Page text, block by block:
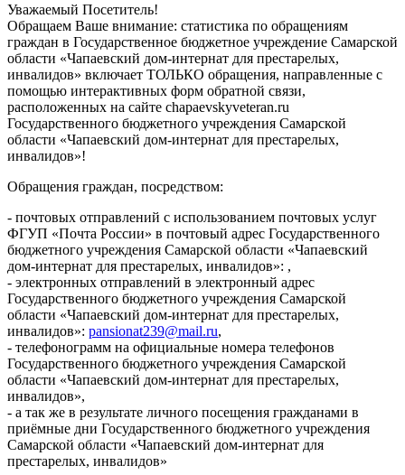
Уважаемый Посетитель!
Обращаем Ваше внимание: статистика по обращениям
граждан в Государственное бюджетное учреждение Самарской
области «Чапаевский дом-интернат для престарелых,
инвалидов» включает ТОЛЬКО обращения, направленные с
помощью интерактивных форм обратной связи,
расположенных на сайте chapaevskyveteran.ru
Государственного бюджетного учреждения Самарской
области «Чапаевский дом-интернат для престарелых,
инвалидов»!
Обращения граждан, посредством:
- почтовых отправлений с использованием почтовых услуг
ФГУП «Почта России» в почтовый адрес Государственного
бюджетного учреждения Самарской области «Чапаевский
дом-интернат для престарелых, инвалидов»: ,
- электронных отправлений в электронный адрес
Государственного бюджетного учреждения Самарской
области «Чапаевский дом-интернат для престарелых,
инвалидов»: pansionat239@mail.ru,
- телефонограмм на официальные номера телефонов
Государственного бюджетного учреждения Самарской
области «Чапаевский дом-интернат для престарелых,
инвалидов»,
- а так же в результате личного посещения гражданами в
приёмные дни Государственного бюджетного учреждения
Самарской области «Чапаевский дом-интернат для
престарелых, инвалидов»